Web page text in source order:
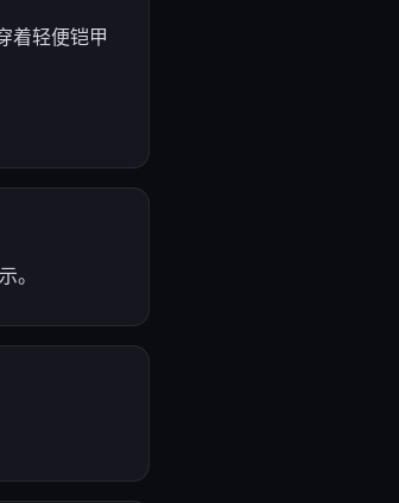
着轻便铠甲
。